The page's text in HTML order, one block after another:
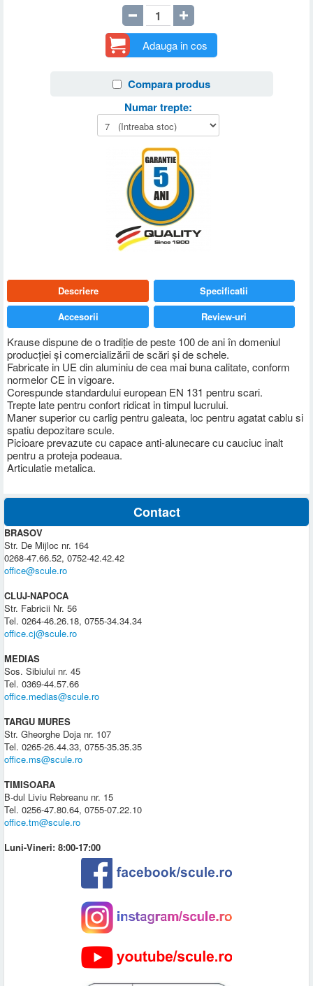
Adauga in cos
Compara produs
Numar trepte:
Descriere
Krause dispune de o tradiţie de peste 100 de ani în domeniul
producţiei şi comercializării de scări şi de schele.
Fabricate in UE din aluminiu de cea mai buna calitate, conform
normelor CE in vigoare.
Corespunde standardului european EN 131 pentru scari.
Trepte late pentru confort ridicat in timpul lucrului.
Maner superior cu carlig pentru galeata, loc pentru agatat cablu si
spatiu depozitare scule.
Picioare prevazute cu capace anti-alunecare cu cauciuc inalt
pentru a proteja podeaua.
Articulatie metalica.
Specificatii
Accesorii
Review-uri
Contact
BRASOV
Str. De Mijloc nr. 164
0268-47.66.52, 0752-42.42.42
office@scule.ro
CLUJ-NAPOCA
Str. Fabricii Nr. 56
Tel. 0264-46.26.18, 0755-34.34.34
office.cj@scule.ro
MEDIAS
Sos. Sibiului nr. 45
Tel. 0369-44.57.66
office.medias@scule.ro
TARGU MURES
Str. Gheorghe Doja nr. 107
Tel. 0265-26.44.33, 0755-35.35.35
office.ms@scule.ro
TIMISOARA
B-dul Liviu Rebreanu nr. 15
Tel. 0256-47.80.64, 0755-07.22.10
office.tm@scule.ro
Luni-Vineri: 8:00-17:00